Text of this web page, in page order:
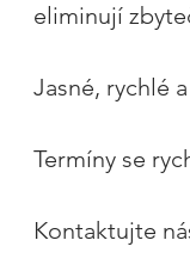
eliminují
Jasné, rychlé
Termíny se
Kontaktujte